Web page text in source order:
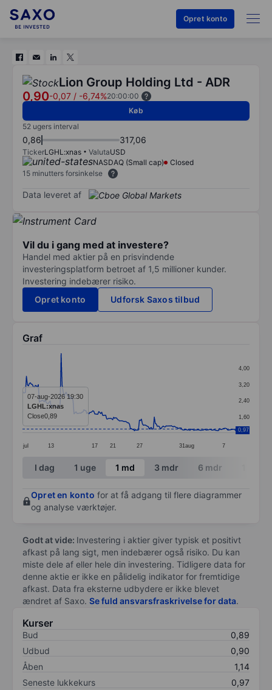
Opret konto
Lion Group Holding Ltd - ADR
0,90-0,07 / -6,74%20:00:00
Køb
52 ugers interval
0,86 317,06
TickerLGHL:xnas ValutaUSD
NASDAQ (Small cap)
Closed
15 minutters forsinkelse
Data leveret af
Vil du i gang med at investere?
Handel med aktier på en prisvindende
investeringsplatform betroet af 1,5 millioner kunder.
Investering indebærer risiko.
Opret konto
Udforsk Saxos tilbud
Graf
Line chart with 216 data points.
The chart has 1 X axis displaying categories.
The chart has 1 Y axis displaying values. Data
jul 13 17 21 27 31 aug 7
1,60
2,40
3,20
4,00
0,97
07-aug-2026 19:30
LGHL:xnas
Close0,89
End of interactive chart.
I dag 1 uge 1 md 3 mdr 6 mdr
Opret en konto for at få adgang til flere diagrammer
og analyse værktøjer.
Godt at vide: Investering i aktier giver typisk et positivt
afkast på lang sigt, men indebærer også risiko. Du kan
miste dele af eller hele din investering. Tidligere data for
denne aktie er ikke en pålidelig indikator for fremtidige
afkast. Data fra eksterne udbydere er ikke blevet
ændret af Saxo. Se fuld ansvarsfraskrivelse for data.
Kurser
Bud
0,89
Udbud
0,90
Åben
1,14
Seneste lukkekurs
0,97